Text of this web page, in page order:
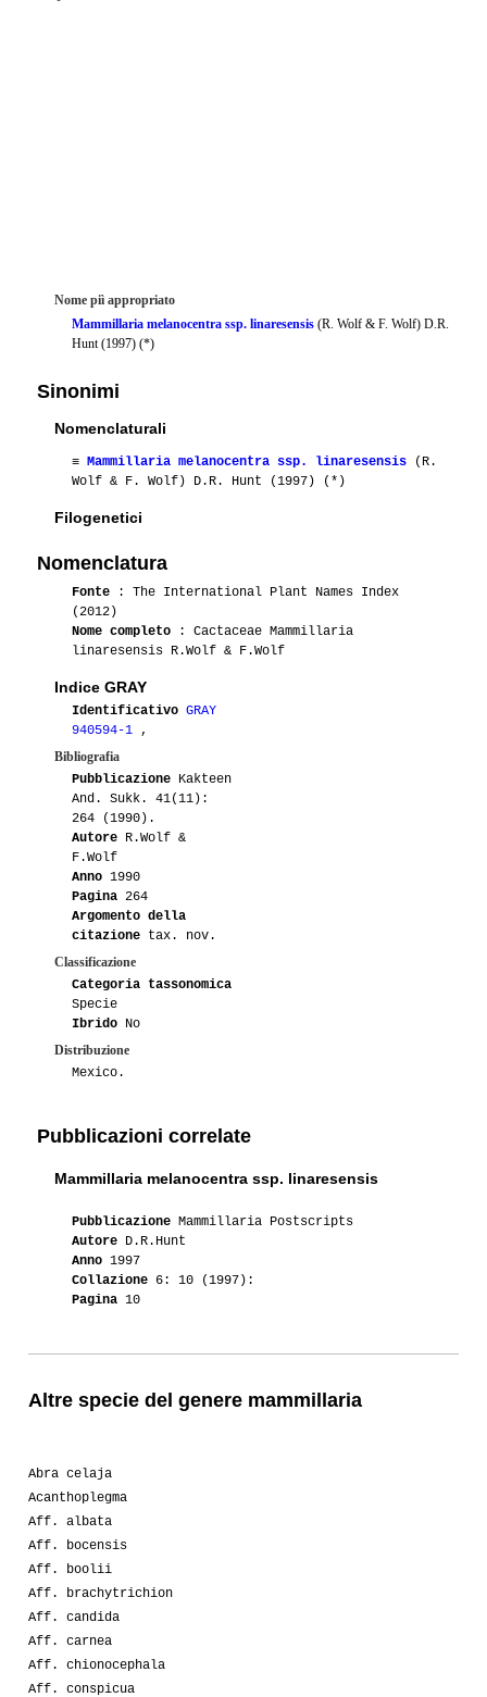
Nome piì appropriato
Mammillaria melanocentra ssp. linaresensis (R. Wolf & F. Wolf) D.R.
Hunt (1997) (*)
Sinonimi
Nomenclaturali
≡ Mammillaria melanocentra ssp. linaresensis (R.
Wolf & F. Wolf) D.R. Hunt (1997) (*)
Filogenetici
Nomenclatura
Fonte : The International Plant Names Index
(2012)
Nome completo : Cactaceae Mammillaria
linaresensis R.Wolf & F.Wolf
Indice GRAY
Identificativo GRAY
940594-1 ,
Bibliografia
Pubblicazione Kakteen
And. Sukk. 41(11):
264 (1990).
Autore R.Wolf &
F.Wolf
Anno 1990
Pagina 264
Argomento della
citazione tax. nov.
Classificazione
Categoria tassonomica
Specie
Ibrido No
Distribuzione
Mexico.
Pubblicazioni correlate
Mammillaria melanocentra ssp. linaresensis
Pubblicazione Mammillaria Postscripts
Autore D.R.Hunt
Anno 1997
Collazione 6: 10 (1997):
Pagina 10
Altre specie del genere mammillaria
Abra celaja
Acanthoplegma
Aff. albata
Aff. bocensis
Aff. boolii
Aff. brachytrichion
Aff. candida
Aff. carnea
Aff. chionocephala
Aff. conspicua